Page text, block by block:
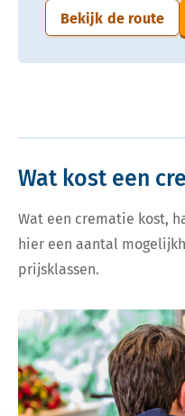
Bekijk de route
Wat kost een
Wat een crematie kost,
hier een aantal
prijsklassen.
Bekijk tarieven voor